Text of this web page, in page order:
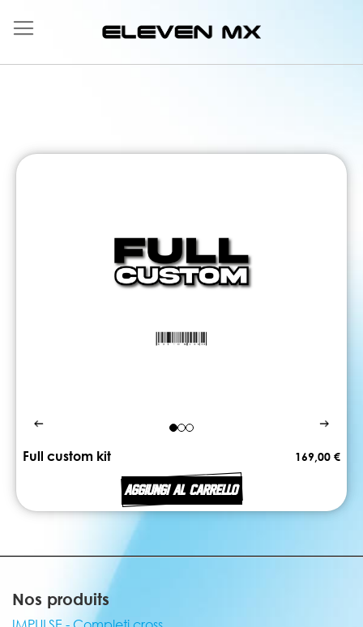
al
contenuto
Full custom kit 169,00 €
AGGIUNGI AL CARRELLO
Nos produits